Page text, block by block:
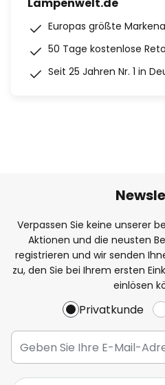
Europas größte
50 Tage kostenlose
Seit 25 Jahren Nr. 1 in
Verpassen Sie keine unserer
Aktionen und die neusten
registrieren und wir senden
zu, den Sie bei Ihrem ersten
einlösen
Privatkunde